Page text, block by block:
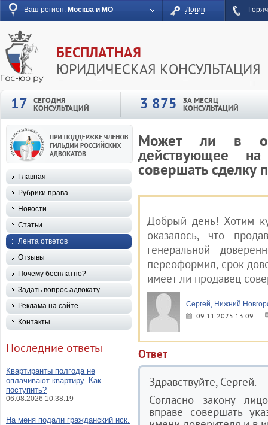
Ваш регион: Москва и МО Логин
БЕСПЛАТНАЯ
ЮРИДИЧЕСКАЯ КОНСУЛЬТАЦИЯ
17
СЕГОДНЯ
КОНСУЛЬТАЦИЙ 3 875 ЗА МЕСЯЦ
КОНСУЛЬТАЦИЙ
Может ли в
действующее на
совершать сделку
Добрый день! Хотим
оказалось, что
генеральной
переоформил, срок
имеет ли продавец
Сергей, Нижний
09.11.2025 13:09
Ответ
Здравствуйте, Сергей.
Согласно закону
вправе совершать
Главная
Рубрики права
Новости
Статьи
Лента ответов
Отзывы
Почему бесплатно?
Задать вопрос адвокату
Реклама на сайте
Контакты
Последние ответы
Квартиранты полгода не
оплачивают квартиру. Как
поступить?
06.08.2026 10:38:19
На меня подали гражданский иск.